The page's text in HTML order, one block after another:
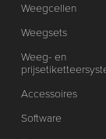
Weegcellen
Weegsets
Weeg- en
Accessoires
Software